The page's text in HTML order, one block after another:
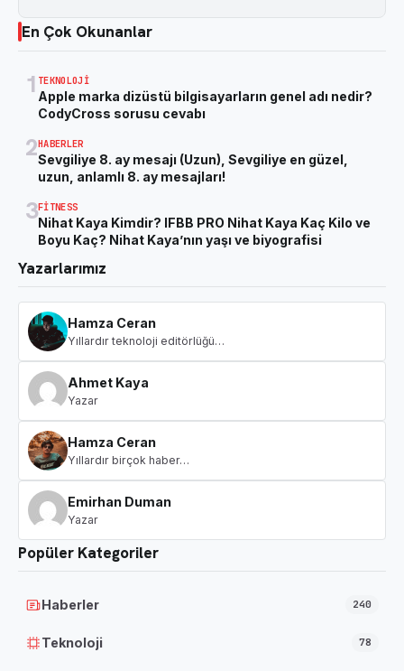
En Çok Okunanlar
1 TEKNOLOJI
Apple marka dizüstü bilgisayarların genel adı nedir?
CodyCross sorusu cevabı
2HABERLER
Sevgiliye 8. ay mesajı (Uzun), Sevgiliye en güzel,
uzun, anlamlı 8. ay mesajları!
3FITNESS
Nihat Kaya Kimdir? IFBB PRO Nihat Kaya Kaç Kilo ve
Boyu Kaç? Nihat Kaya’nın yaşı ve biyografisi
Yazarlarımız
Hamza Ceran
Yıllardır teknoloji editörlüğü…
Ahmet Kaya
Yazar
Hamza Ceran
Yıllardır birçok haber…
Emirhan Duman
Yazar
Popüler Kategoriler
Haberler 240
Teknoloji 78